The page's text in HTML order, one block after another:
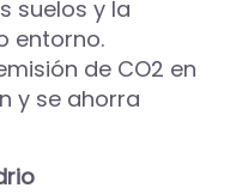
suelos y la
entorno.
de CO2 en
y se ahorra